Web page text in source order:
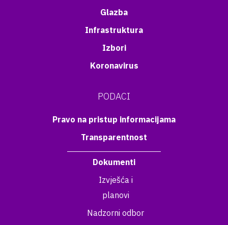
Glazba
Infrastruktura
Izbori
Koronavirus
PODACI
Pravo na pristup informacijama
Transparentnost
Dokumenti
Izvješća i
planovi
Nadzorni odbor